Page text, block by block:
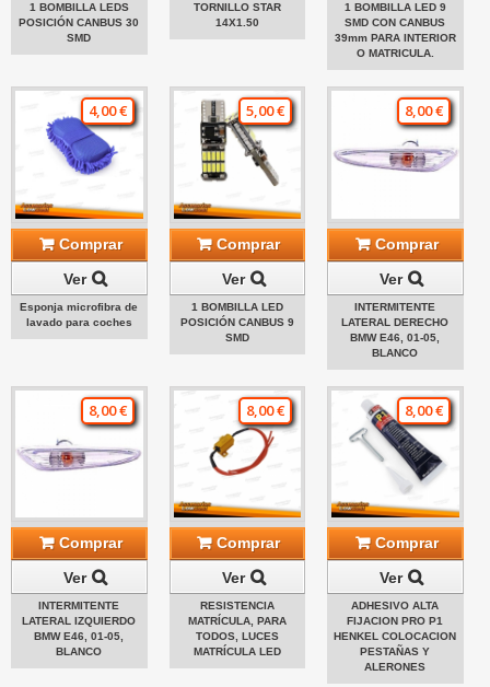
1 BOMBILLA LEDS
POSICIÓN CANBUS 30
SMD
TORNILLO STAR
14X1.50
1 BOMBILLA LED 9
SMD CON CANBUS
39mm PARA INTERIOR
O MATRICULA.
4,00 €
Comprar
Ver
Esponja microfibra de
lavado para coches
5,00 €
Comprar
Ver
1 BOMBILLA LED
POSICIÓN CANBUS 9
SMD
8,00 €
Comprar
Ver
INTERMITENTE
LATERAL DERECHO
BMW E46, 01-05,
BLANCO
8,00 €
Comprar
Ver
INTERMITENTE
LATERAL IZQUIERDO
BMW E46, 01-05,
BLANCO
8,00 €
Comprar
Ver
RESISTENCIA
MATRÍCULA, PARA
TODOS, LUCES
MATRÍCULA LED
8,00 €
Comprar
Ver
ADHESIVO ALTA
FIJACION PRO P1
HENKEL COLOCACION
PESTAÑAS Y
ALERONES